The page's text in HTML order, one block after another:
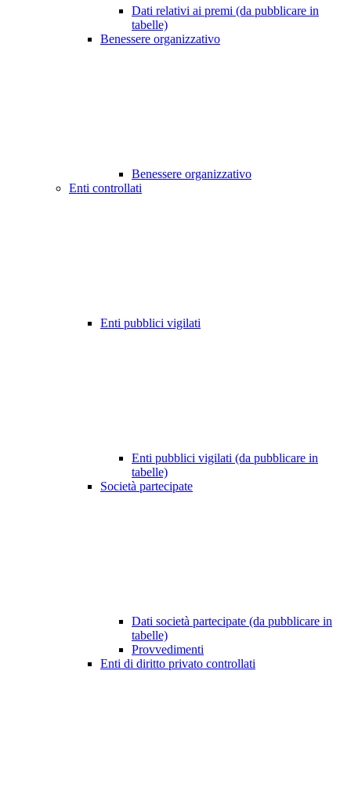
Dati relativi ai premi (da pubblicare in
tabelle)
Benessere organizzativo
Benessere organizzativo
Enti controllati
Enti pubblici vigilati
Enti pubblici vigilati (da pubblicare in
tabelle)
Società partecipate
Dati società partecipate (da pubblicare in
tabelle)
Provvedimenti
Enti di diritto privato controllati